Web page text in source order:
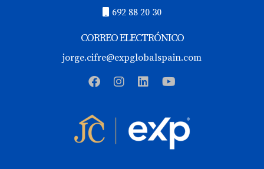
692 88 20 30
CORREO ELECTRÓNICO
jorge.cifre@expglobalspain.com